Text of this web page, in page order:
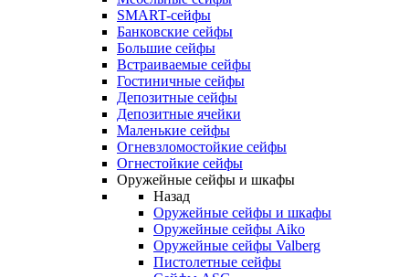
SMART-сейфы
Банковские сейфы
Большие сейфы
Встраиваемые сейфы
Гостиничные сейфы
Депозитные сейфы
Депозитные ячейки
Маленькие сейфы
Огневзломостойкие сейфы
Огнестойкие сейфы
Оружейные сейфы и шкафы
Назад
Оружейные сейфы и шкафы
Оружейные сейфы Aiko
Оружейные сейфы Valberg
Пистолетные сейфы